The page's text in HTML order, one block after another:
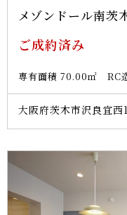
メゾンドール南茨
ご成約済み
専有面積 70.00㎡ RC
大阪府茨木市沢良宜西